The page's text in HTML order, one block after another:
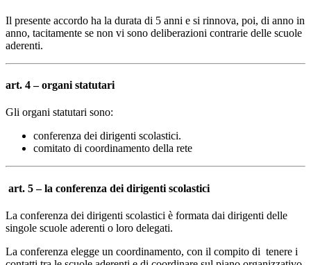
Il presente accordo ha la durata di 5 anni e si rinnova, poi, di anno in
anno, tacitamente se non vi sono deliberazioni contrarie delle scuole
aderenti.
art. 4 – organi statutari
Gli organi statutari sono:
conferenza dei dirigenti scolastici.
comitato di coordinamento della rete
art. 5 – la conferenza dei dirigenti scolastici
La conferenza dei dirigenti scolastici è formata dai dirigenti delle
singole scuole aderenti o loro delegati.
La conferenza elegge un coordinamento, con il compito di tenere i